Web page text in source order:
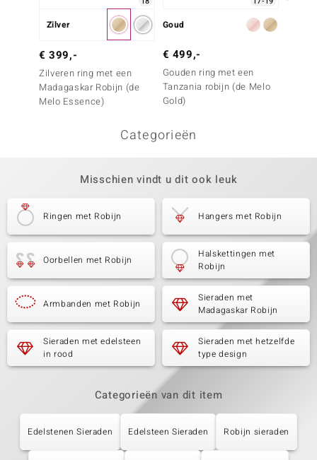
Zilver
€ 399,-
Zilveren ring met een
Madagaskar Robijn (de
Melo Essence)
Goud
€ 499,-
Gouden ring met een
Tanzania robijn (de Melo
Gold)
Categorieën
Misschien vindt u dit ook leuk
Ringen met Robijn Hangers met Robijn
Oorbellen met Robijn
Halskettingen met
Robijn
Armbanden met Robijn
Sieraden met
Madagaskar Robijn
Sieraden met edelsteen
in rood
Sieraden met hetzelfde
type design
Categorieën van dit item
Edelstenen Sieraden Edelsteen Sieraden Robijn sieraden